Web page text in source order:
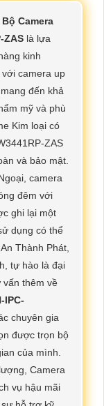
Bộ Camera
ZAS là lựa
kinh
camera up
đến khả
mỹ và phù
Kim loại có
ZAS
và bảo mật.
camera
đêm với
ghi lại một
dụng có thể
Thành Phát,
tự hào là đại
vấn thêm về
IPC-
chuyên gia
được trọn bộ
của mình.
Camera
vụ hậu mãi